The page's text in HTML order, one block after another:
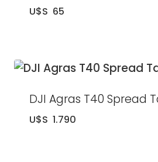
U$S 65
DJI Agras T40 Spread
U$S 1.790